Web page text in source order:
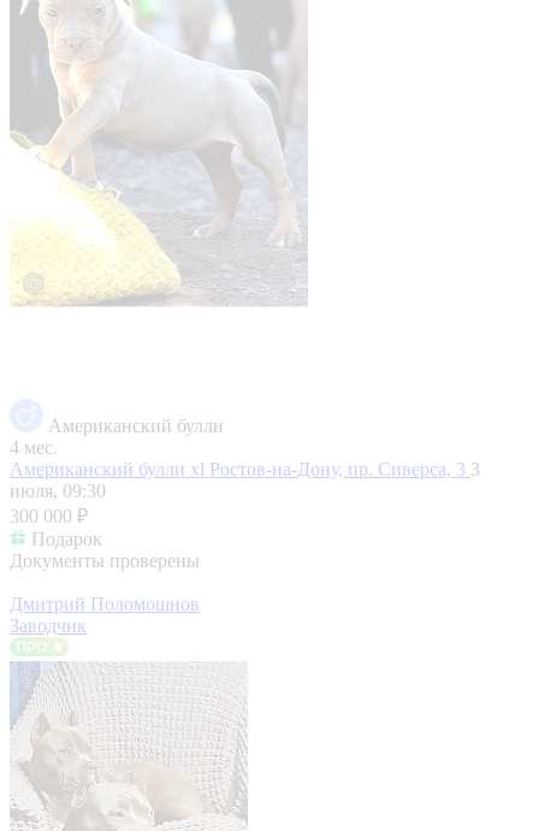
Американский булли
4 мес.
Американский булли xl Ростов-на-Дону, пр. Сиверса, 3 3
июля, 09:30
300 000 ₽
Подарок
Документы проверены
Дмитрий Поломошнов
Заводчик